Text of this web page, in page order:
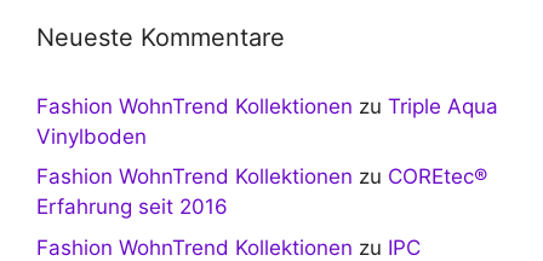
Neueste Kommentare
Fashion WohnTrend Kollektionen zu Triple Aqua
Vinylboden
Fashion WohnTrend Kollektionen zu COREtec®
Erfahrung seit 2016
Fashion WohnTrend Kollektionen zu IPC